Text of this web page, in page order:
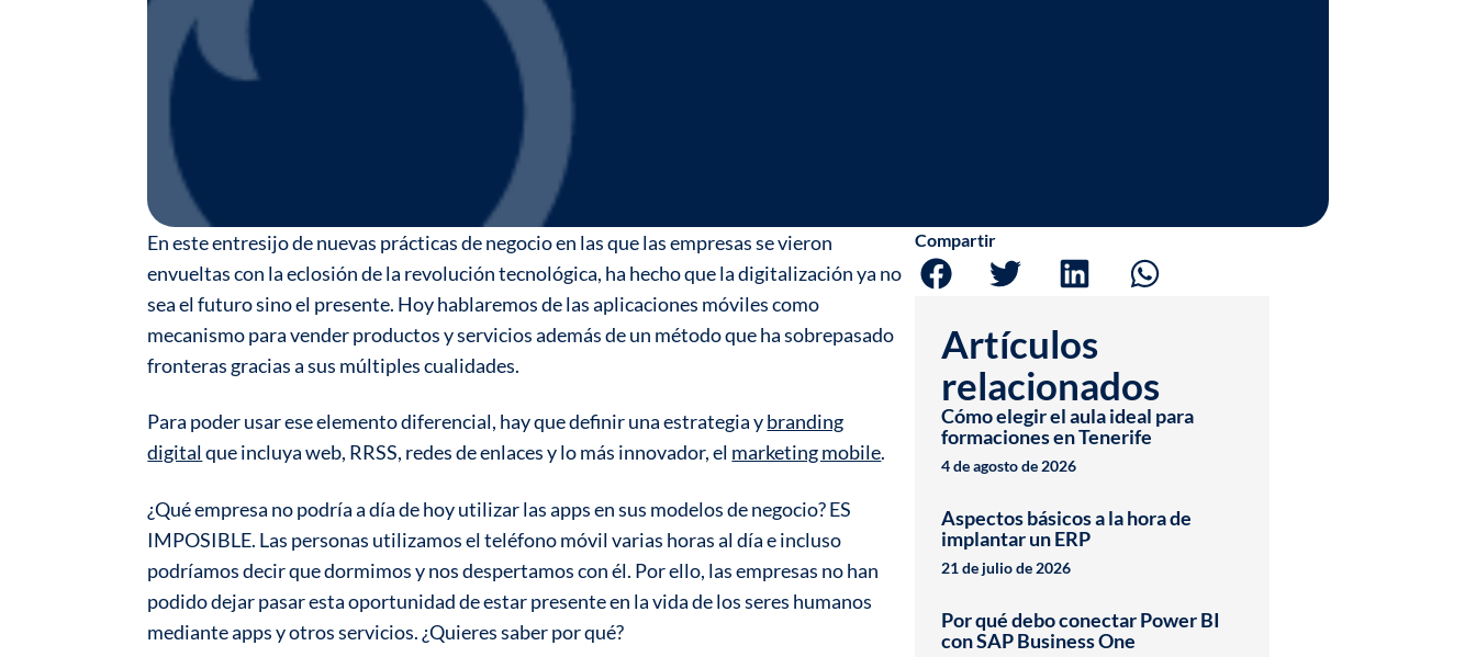
En este entresijo de nuevas prácticas de negocio en las que las empresas se vieron
envueltas con la eclosión de la revolución tecnológica, ha hecho que la digitalización ya no
sea el futuro sino el presente. Hoy hablaremos de las aplicaciones móviles como
mecanismo para vender productos y servicios además de un método que ha sobrepasado
fronteras gracias a sus múltiples cualidades.
Para poder usar ese elemento diferencial, hay que definir una estrategia ybranding
digitalque incluya web, RRSS, redes de enlaces y lo más innovador, el marketing mobile.
¿Qué empresa no podría a día de hoy utilizar las apps en sus modelos de negocio? ES
IMPOSIBLE. Las personas utilizamos el teléfono móvil varias horas al día e incluso
podríamos decir que dormimos y nos despertamos con él. Por ello, las empresas no han
podido dejar pasar esta oportunidad de estar presente en la vida de los seres humanos
mediante apps y otros servicios. ¿Quieres saber por qué?
Compartir
Artículos
relacionados
Cómo elegir el aula ideal para
formaciones en Tenerife
4 de agosto de 2026
Aspectos básicos a la hora de
implantar un ERP
21 de julio de 2026
Por qué debo conectar Power BI
con SAP Business One